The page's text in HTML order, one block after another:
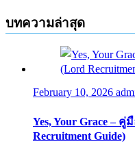
บทความล่าสุด
February 10, 2026
Yes, Your Grace –
Recruitment Guide)